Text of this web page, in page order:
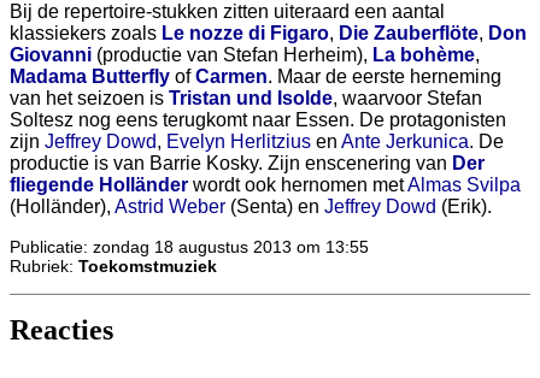
Bij de repertoire-stukken zitten uiteraard een aantal
klassiekers zoals Le nozze di Figaro, Die Zauberflöte, Don
Giovanni (productie van Stefan Herheim), La bohème,
Madama Butterfly ofCarmen. Maar de eerste herneming
van het seizoen is Tristan und Isolde, waarvoor Stefan
Soltesz nog eens terugkomt naar Essen. De protagonisten
zijn Jeffrey Dowd, Evelyn Herlitzius en Ante Jerkunica. De
productie is van Barrie Kosky. Zijn enscenering van Der
fliegende Holländer wordt ook hernomen metAlmas Svilpa
(Holländer), Astrid Weber (Senta) en Jeffrey Dowd (Erik).
Publicatie: zondag 18 augustus 2013 om 13:55
Rubriek: Toekomstmuziek
Reacties